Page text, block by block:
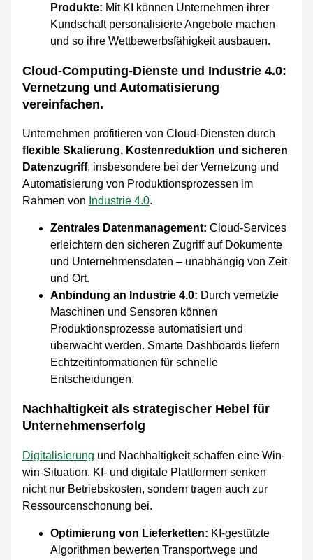
Produkte: Mit KI können Unternehmen ihrer
Kundschaft personalisierte Angebote machen
und so ihre Wettbewerbsfähigkeit ausbauen.
Cloud-Computing-Dienste und Industrie 4.0:
Vernetzung und Automatisierung
vereinfachen.
Unternehmen profitieren von Cloud-Diensten durch
flexible Skalierung, Kostenreduktion und sicheren
Datenzugriff, insbesondere bei der Vernetzung und
Automatisierung von Produktionsprozessen im
Rahmen von Industrie 4.0.
Zentrales Datenmanagement: Cloud-Services
erleichtern den sicheren Zugriff auf Dokumente
und Unternehmensdaten – unabhängig von Zeit
und Ort.
Anbindung an Industrie 4.0: Durch vernetzte
Maschinen und Sensoren können
Produktionsprozesse automatisiert und
überwacht werden. Smarte Dashboards liefern
Echtzeitinformationen für schnelle
Entscheidungen.
Nachhaltigkeit als strategischer Hebel für
Unternehmenserfolg
Digitalisierung und Nachhaltigkeit schaffen eine Win-
win-Situation. KI- und digitale Plattformen senken
nicht nur Betriebskosten, sondern tragen auch zur
Ressourcenschonung bei.
Optimierung von Lieferketten: KI-gestützte
Algorithmen bewerten Transportwege und